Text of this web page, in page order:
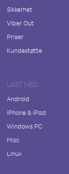
Sikkerhet
Viber Out
Priser
Kundestøtte
LAST NED
Android
iPhone & iPad
Windows PC
Mac
Linux